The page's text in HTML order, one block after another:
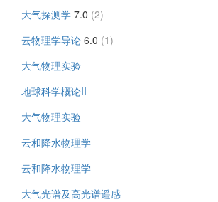
大气探测学 7.0 (2)
云物理学导论 6.0 (1)
大气物理实验
地球科学概论II
大气物理实验
云和降水物理学
云和降水物理学
大气光谱及高光谱遥感